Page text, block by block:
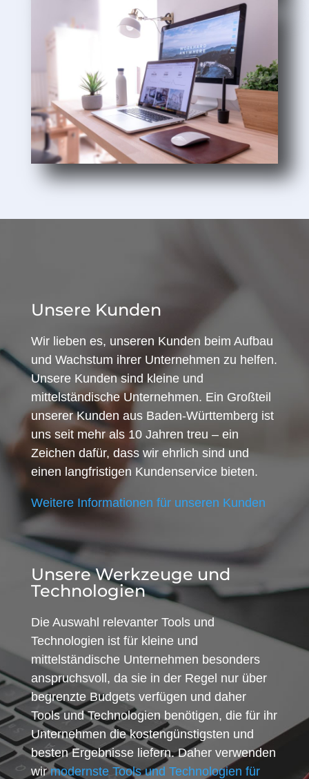
Unsere Kunden
Wir lieben es, unseren Kunden beim Aufbau
und Wachstum ihrer Unternehmen zu helfen.
Unsere Kunden sind kleine und
mittelständische Unternehmen. Ein Großteil
unserer Kunden aus Baden-Württemberg ist
uns seit mehr als 10 Jahren treu – ein
Zeichen dafür, dass wir ehrlich sind und
einen langfristigen Kundenservice bieten.
Weitere Informationen für unseren Kunden
Unsere Werkzeuge und
Technologien
Die Auswahl relevanter Tools und
Technologien ist für kleine und
mittelständische Unternehmen besonders
anspruchsvoll, da sie in der Regel nur über
begrenzte Budgets verfügen und daher
Tools und Technologien benötigen, die für ihr
Unternehmen die kostengünstigsten und
besten Ergebnisse liefern. Daher verwenden
wirmodernste Tools und Technologien für